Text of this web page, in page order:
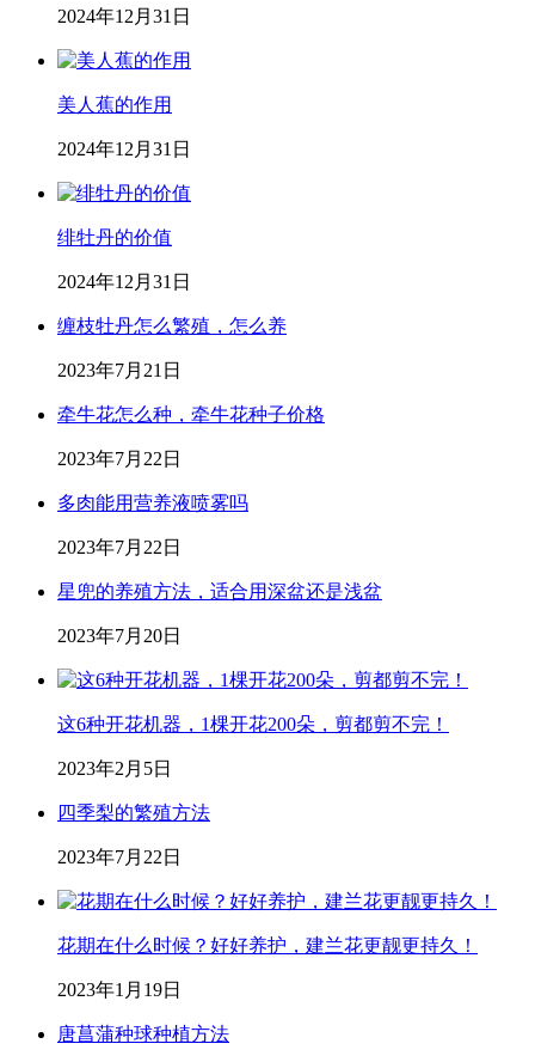
2024年12月31日
美人蕉的作用
2024年12月31日
绯牡丹的价值
2024年12月31日
缠枝牡丹怎么繁殖，怎么养
2023年7月21日
牵牛花怎么种，牵牛花种子价格
2023年7月22日
多肉能用营养液喷雾吗
2023年7月22日
星兜的养殖方法，适合用深盆还是浅盆
2023年7月20日
这6种开花机器，1棵开花200朵，剪都剪不完！
2023年2月5日
四季梨的繁殖方法
2023年7月22日
花期在什么时候？好好养护，建兰花更靓更持久！
2023年1月19日
唐菖蒲种球种植方法